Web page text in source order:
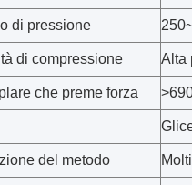
di pressione
di compressione Alta
che preme forza >
del metodo